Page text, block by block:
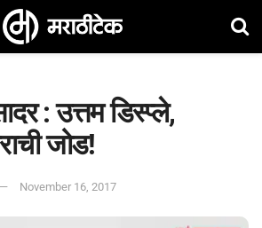
: उत्तम डिस्प्ले,
जोड!
November 16, 2017